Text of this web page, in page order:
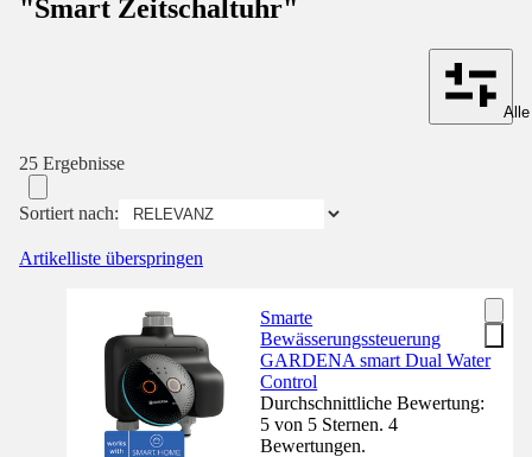
"Smart Zeitschaltuhr"
25 Ergebnisse
Sortiert nach:
Artikelliste überspringen
Smarte
Bewässerungssteuerung
GARDENA smart Dual Water
Control
Durchschnittliche Bewertung:
5 von 5 Sternen. 4
Bewertungen.